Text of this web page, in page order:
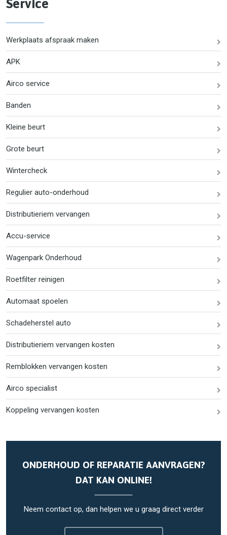
Service
Werkplaats afspraak maken
APK
Airco service
Banden
Kleine beurt
Grote beurt
Wintercheck
Regulier auto-onderhoud
Distributieriem vervangen
Accu-service
Wagenpark Onderhoud
Roetfilter reinigen
Automaat spoelen
Schadeherstel auto
Distributieriem vervangen kosten
Remblokken vervangen kosten
Airco specialist
Koppeling vervangen kosten
ONDERHOUD OF REPARATIE AANVRAGEN?
DAT KAN ONLINE!
Neem contact op, dan helpen we u graag direct verder